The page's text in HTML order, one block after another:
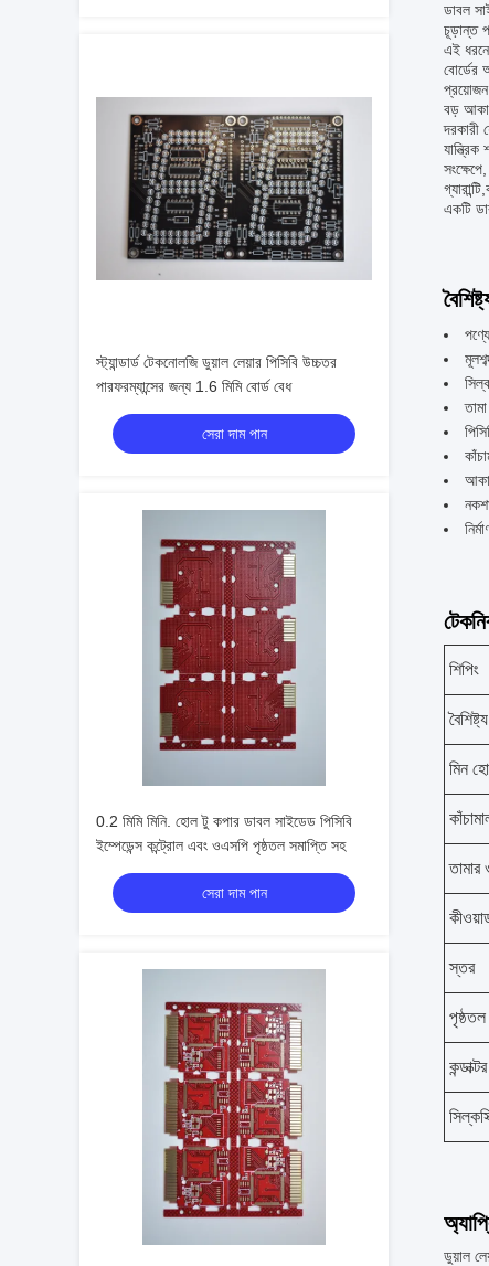
স্ট্যান্ডার্ড টেকনোলজি ডুয়াল লেয়ার পিসিবি উচ্চতর
পারফরম্যান্সের জন্য 1.6 মিমি বোর্ড বেধ
সেরা দাম পান
0.2 মিমি মিনি. হোল টু কপার ডাবল সাইডেড পিসিবি
ইম্পেডেন্স কন্ট্রোল এবং ওএসপি পৃষ্ঠতল সমাপ্তি সহ
সেরা দাম পান
ডাবল
চূড়ান্ত
এই
বোর্ডের
প্রয়োজন.
বড়
দরকারী
একটি
শিপিং
বৈশিষ্ট্য
মিন
স্তর
পৃষ্ঠতল
ডুয়াল